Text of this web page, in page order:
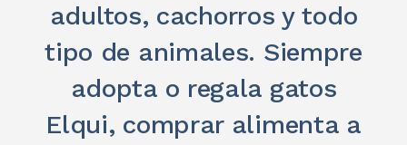
adultos, cachorros y todo
tipo de animales. Siempre
adopta o regala gatos
Elqui, comprar alimenta a